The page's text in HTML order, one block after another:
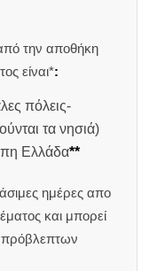
την αποθήκη
είναι*:
πόλεις-
τα νησιά)
Ελλάδα**
ημέρες απο
και μπορεί